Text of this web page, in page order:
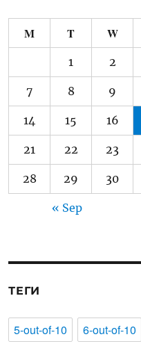
M T W
1 2
7 8 9
14 15 16
21 22 23
28 29 30
« Sep
ТЕГИ
5-out-of-10 6-out-of-10